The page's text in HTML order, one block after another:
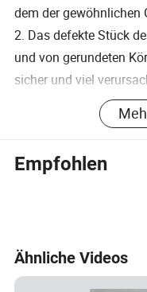
dem der gewöhnlichen
2. Das defekte Stück
und von gerundeten
sicher und viel
3. Es kann einem
Dienstprogramm
Glasfach, Glas für
Schiene der Rolltreppe,
Reklameanzeigebrett
Tabellenoberseite
Empfohlen
Ähnliche Videos